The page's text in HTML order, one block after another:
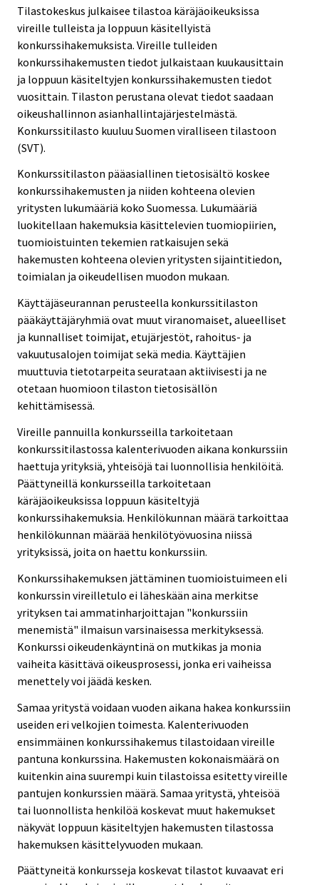
Tilastokeskus julkaisee tilastoa käräjäoikeuksissa
vireille tulleista ja loppuun käsitellyistä
konkurssihakemuksista. Vireille tulleiden
konkurssihakemusten tiedot julkaistaan kuukausittain
ja loppuun käsiteltyjen konkurssihakemusten tiedot
vuosittain. Tilaston perustana olevat tiedot saadaan
oikeushallinnon asianhallintajärjestelmästä.
Konkurssitilasto kuuluu Suomen viralliseen tilastoon
(SVT).
Konkurssitilaston pääasiallinen tietosisältö koskee
konkurssihakemusten ja niiden kohteena olevien
yritysten lukumääriä koko Suomessa. Lukumääriä
luokitellaan hakemuksia käsittelevien tuomiopiirien,
tuomioistuinten tekemien ratkaisujen sekä
hakemusten kohteena olevien yritysten sijaintitiedon,
toimialan ja oikeudellisen muodon mukaan.
Käyttäjäseurannan perusteella konkurssitilaston
pääkäyttäjäryhmiä ovat muut viranomaiset, alueelliset
ja kunnalliset toimijat, etujärjestöt, rahoitus- ja
vakuutusalojen toimijat sekä media. Käyttäjien
muuttuvia tietotarpeita seurataan aktiivisesti ja ne
otetaan huomioon tilaston tietosisällön
kehittämisessä.
Vireille pannuilla konkursseilla tarkoitetaan
konkurssitilastossa kalenterivuoden aikana konkurssiin
haettuja yrityksiä, yhteisöjä tai luonnollisia henkilöitä.
Päättyneillä konkursseilla tarkoitetaan
käräjäoikeuksissa loppuun käsiteltyjä
konkurssihakemuksia. Henkilökunnan määrä tarkoittaa
henkilökunnan määrää henkilötyövuosina niissä
yrityksissä, joita on haettu konkurssiin.
Konkurssihakemuksen jättäminen tuomioistuimeen eli
konkurssin vireilletulo ei läheskään aina merkitse
yrityksen tai ammatinharjoittajan "konkurssiin
menemistä" ilmaisun varsinaisessa merkityksessä.
Konkurssi oikeudenkäyntinä on mutkikas ja monia
vaiheita käsittävä oikeusprosessi, jonka eri vaiheissa
menettely voi jäädä kesken.
Samaa yritystä voidaan vuoden aikana hakea konkurssiin
useiden eri velkojien toimesta. Kalenterivuoden
ensimmäinen konkurssihakemus tilastoidaan vireille
pantuna konkurssina. Hakemusten kokonaismäärä on
kuitenkin aina suurempi kuin tilastoissa esitetty vireille
pantujen konkurssien määrä. Samaa yritystä, yhteisöä
tai luonnollista henkilöä koskevat muut hakemukset
näkyvät loppuun käsiteltyjen hakemusten tilastossa
hakemuksen käsittelyvuoden mukaan.
Päättyneitä konkursseja koskevat tilastot kuvaavat eri